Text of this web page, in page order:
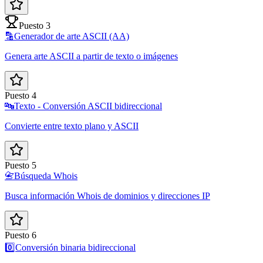
Puesto 3
🔡Generador de arte ASCII (AA)
Genera arte ASCII a partir de texto o imágenes
Puesto 4
🔤Texto - Conversión ASCII bidireccional
Convierte entre texto plano y ASCII
Puesto 5
📇Búsqueda Whois
Busca información Whois de dominios y direcciones IP
Puesto 6
0️⃣Conversión binaria bidireccional